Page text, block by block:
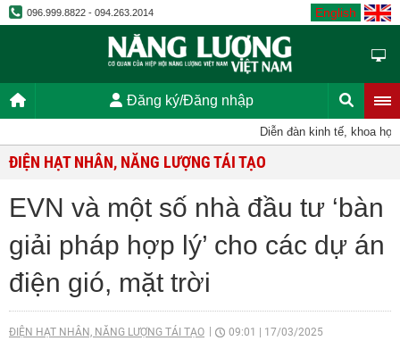
096.999.8822 - 094.263.2014 English
Đăng ký/Đăng nhập
Diễn đàn kinh tế, khoa
ĐIỆN HẠT NHÂN, NĂNG LƯỢNG TÁI TẠO
EVN và một số nhà đầu tư ‘bàn
giải pháp hợp lý’ cho các dự án
điện gió, mặt trời
ĐIỆN HẠT NHÂN, NĂNG LƯỢNG TÁI TẠO 09:01 17/03/2025